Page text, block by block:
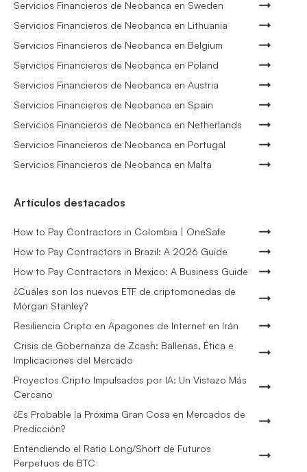
Servicios Financieros de Neobanca en Sweden
Servicios Financieros de Neobanca en Lithuania
Servicios Financieros de Neobanca en Belgium
Servicios Financieros de Neobanca en Poland
Servicios Financieros de Neobanca en Austria
Servicios Financieros de Neobanca en Spain
Servicios Financieros de Neobanca en Netherlands
Servicios Financieros de Neobanca en Portugal
Servicios Financieros de Neobanca en Malta
Artículos destacados
How to Pay Contractors in Colombia | OneSafe
How to Pay Contractors in Brazil: A 2026 Guide
How to Pay Contractors in Mexico: A Business Guide
¿Cuáles son los nuevos ETF de criptomonedas de
Morgan Stanley?
Resiliencia Cripto en Apagones de Internet en Irán
Crisis de Gobernanza de Zcash: Ballenas, Ética e
Implicaciones del Mercado
Proyectos Cripto Impulsados por IA: Un Vistazo Más
Cercano
¿Es Probable la Próxima Gran Cosa en Mercados de
Predicción?
Entendiendo el Ratio Long/Short de Futuros
Perpetuos de BTC